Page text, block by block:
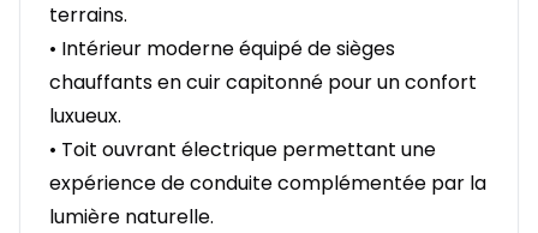
terrains.
• Intérieur moderne équipé de sièges
chauffants en cuir capitonné pour un confort
luxueux.
• Toit ouvrant électrique permettant une
expérience de conduite complémentée par la
lumière naturelle.